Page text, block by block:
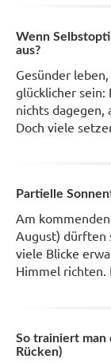
Wenn
aus?
Gesünder
glücklicher sein:
nichts dagegen,
Doch viele
Partielle
Am
August) dürften
viele Blicke
Himmel richten.
So trainiert man
Rücken)